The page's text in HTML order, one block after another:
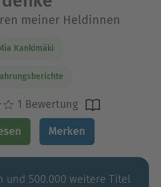
meiner Heldinnen
Kankimäki
1 Bewertung
Merken
und 500.000 weitere Titel